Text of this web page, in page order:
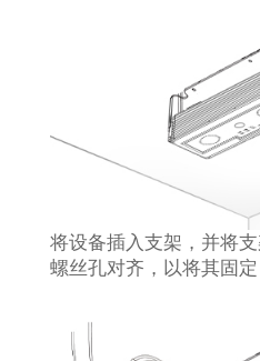
将设备插入支架，并将
螺丝孔对齐，以将其固定